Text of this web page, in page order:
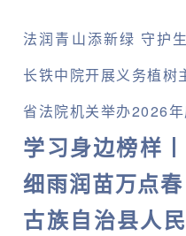
法润青山添新绿 守护
长铁中院开展义务植树
省法院机关举办2026
学习身边榜样
细雨润苗万点
古族自治县人